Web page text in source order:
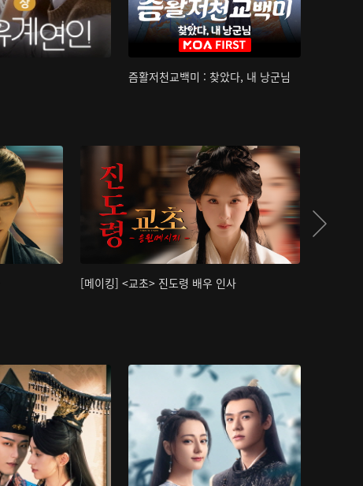
즘활저천교백미 : 찾았다, 내 낭군님
[메이킹] <교초> 진도령 배우 인사